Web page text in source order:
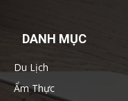
DANH MỤC
Du Lịch
Ẩm Thực